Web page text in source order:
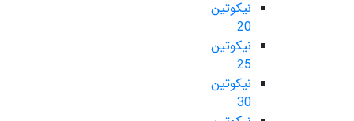
نیکوتین
20
نیکوتین
25
نیکوتین
30